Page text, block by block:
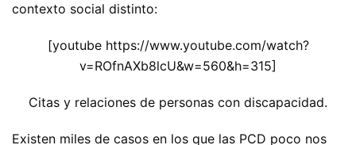
contexto social distinto:
[youtube https://www.youtube.com/watch?
v=ROfnAXb8lcU&w=560&h=315]
Citas y relaciones de personas con discapacidad.
Existen miles de casos en los que las PCD poco nos